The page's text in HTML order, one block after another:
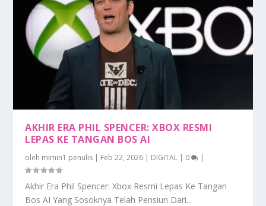
AKHIR ERA PHIL SPENCER: XBOX RESMI
LEPAS KE TANGAN BOS AI
oleh mimin1 penulis | Feb 22, 2026 | DIGITAL | 0 |
Akhir Era Phil Spencer: Xbox Resmi Lepas Ke Tangan
Bos AI Yang Sosoknya Telah Pensiun Dari...